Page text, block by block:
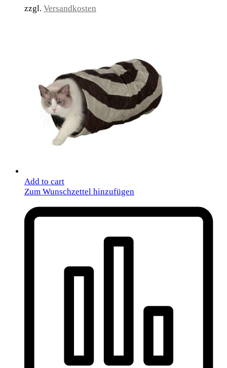
zzgl. Versandkosten
Add to cart
Zum Wunschzettel hinzufügen